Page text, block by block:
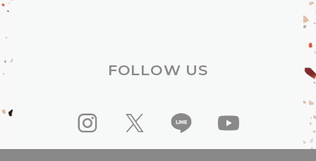
FOLLOW US